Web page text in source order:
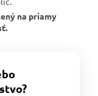
na priamy